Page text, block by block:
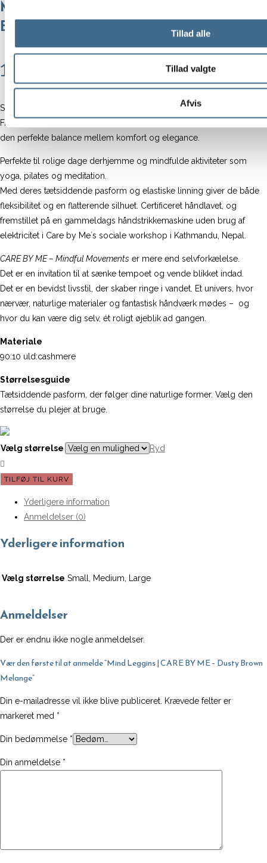
Tillad alle
Tillad valgte
Afvis
Mind Leggins | CARE BY ME – Dusty
Brown Melange
1.250,00
Skønne leggings fra Mind-serien fra Mindful Movements
Fremstillet i en blød, lækker og kraftig blanding af uld og cashmere –
den perfekte balance mellem komfort og elegance.
Perfekte til rolige dage derhjemme og mindfulde aktiviteter som
yoga, pilates og meditation.
Med deres tætsiddende pasform og elastiske linning giver de både
fleksibilitet og en flatterende silhuet. Certificeret håndlavet, og
fremstillet på en gammeldags håndstrikkemaskine uden brug af
elektricitet i Care by Me´s sociale workshop i Kathmandu, Nepal.
CARE BY ME – Mindful Movements er mere end selvforkælelse.
Det er en invitation til at sænke tempoet og vende blikket indad.
Det er en bevidst livsstil, der skaber ringe i vandet. Et univers, hvor
nærvær, naturlige materialer og fantastisk håndværk mødes – og
hvor du kan være dig selv, ét roligt øjeblik ad gangen.
Materiale
90:10 uld:cashmere
Størrelsesguide
Tætsiddende pasform, der følger dine naturlige former. Vælg den
størrelse du plejer at bruge.
Vælg størrelse Ryd
Mind
BY
Dusty
Melange
TILFØJ TIL KURV
Yderligere information
Anmeldelser (0)
Yderligere information
Vælg størrelse Small, Medium, Large
Anmeldelser
Der er endnu ikke nogle anmeldelser.
Vær den første til at anmelde “Mind Leggins | CARE BY ME – Dusty Brown
Melange”
Din e-mailadresse vil ikke blive publiceret. Krævede felter er
markeret med *
Din bedømmelse *
Din anmeldelse *